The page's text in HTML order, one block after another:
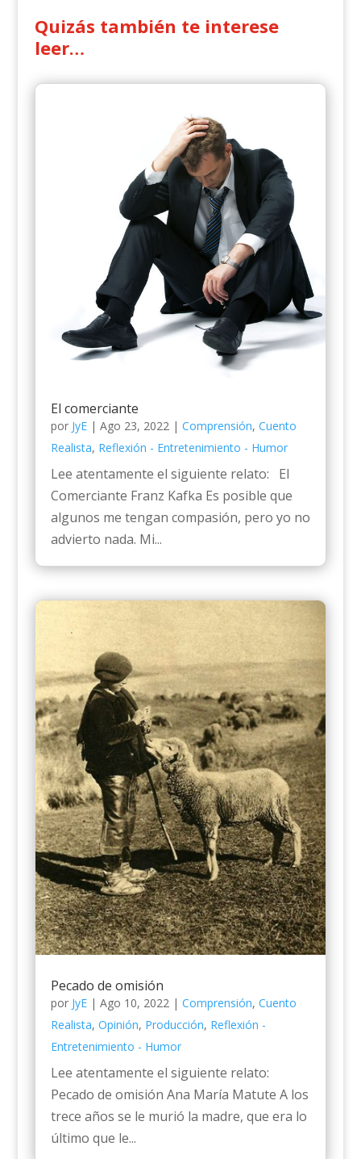
Quizás también te interese
leer…
El comerciante
por JyE| Ago 23, 2022 | Comprensión, Cuento
Realista, Reflexión - Entretenimiento - Humor
Lee atentamente el siguiente relato: El
Comerciante Franz Kafka Es posible que
algunos me tengan compasión, pero yo no
advierto nada. Mi...
Pecado de omisión
por JyE| Ago 10, 2022 | Comprensión, Cuento
Realista, Opinión, Producción, Reflexión -
Entretenimiento - Humor
Lee atentamente el siguiente relato:
Pecado de omisión Ana María Matute A los
trece años se le murió la madre, que era lo
último que le...